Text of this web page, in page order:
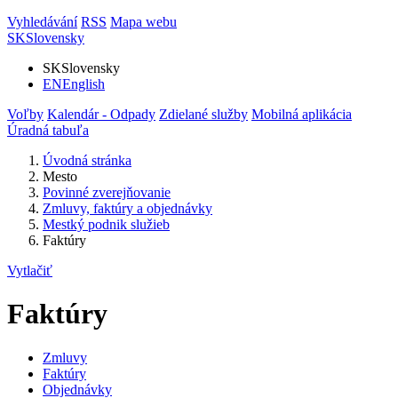
Vyhledávání RSS Mapa webu
SKSlovensky
SKSlovensky
ENEnglish
Voľby Kalendár - Odpady Zdielané služby Mobilná aplikácia
Úradná tabuľa
Úvodná stránka
Mesto
Povinné zverejňovanie
Zmluvy, faktúry a objednávky
Mestký podnik služieb
Faktúry
Vytlačiť
Faktúry
Zmluvy
Faktúry
Objednávky